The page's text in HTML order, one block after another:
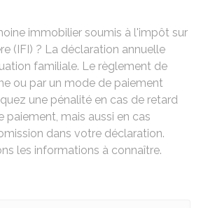
immobilier soumis à l'impôt sur
(IFI) ? La déclaration annuelle
familiale. Le règlement de
ou par un mode de paiement
une pénalité en cas de retard
paiement, mais aussi en cas
dans votre déclaration.
les informations à connaître.